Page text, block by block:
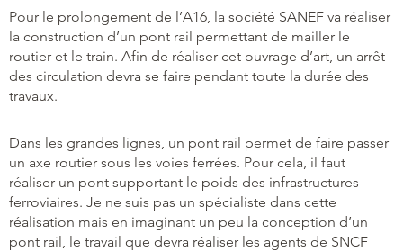
Pour le prolongement de l’A16, la société SANEF va réaliser
la construction d’un pont rail permettant de mailler le
routier et le train. Afin de réaliser cet ouvrage d’art, un arrêt
des circulation devra se faire pendant toute la durée des
travaux.
Dans les grandes lignes, un pont rail permet de faire passer
un axe routier sous les voies ferrées. Pour cela, il faut
réaliser un pont supportant le poids des infrastructures
ferroviaires. Je ne suis pas un spécialiste dans cette
réalisation mais en imaginant un peu la conception d’un
pont rail, le travail que devra réaliser les agents de SNCF